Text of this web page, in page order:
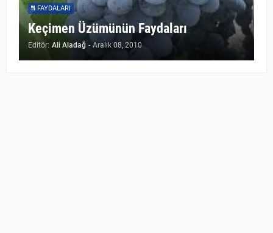
FAYDALARI
Keçimen Üzümünün Faydaları
Editör: Ali Aladağ - Aralık 08, 2010